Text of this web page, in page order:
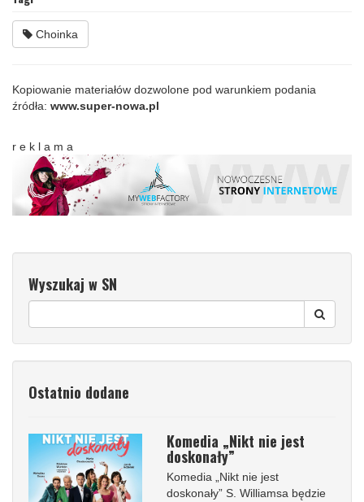
Choinka
Kopiowanie materiałów dozwolone pod warunkiem podania
źródła: www.super-nowa.pl
r e k l a m a
Wyszukaj w SN
Ostatnio dodane
Komedia „Nikt nie jest
doskonały”
Komedia „Nikt nie jest
doskonały” S. Williamsa będzie